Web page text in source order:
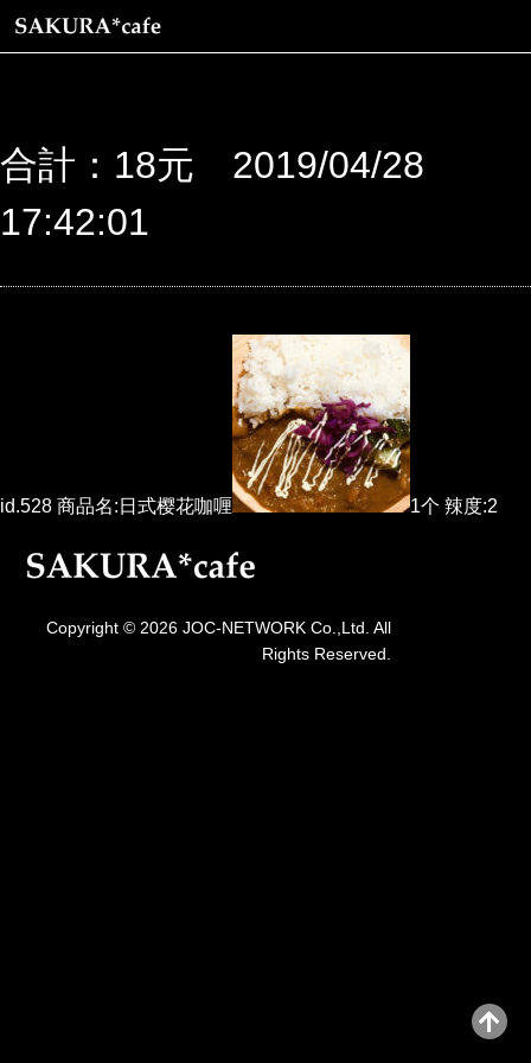
合計：18元 2019/04/28
17:42:01
id.528 商品名:日式樱花咖喱 1个 辣度:2
Copyright © 2026 JOC-NETWORK Co.,Ltd. All
Rights Reserved.